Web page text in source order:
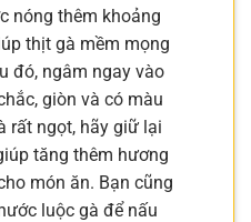
nóng thêm khoảng
thịt gà mềm mọng
đó, ngâm ngay vào
giòn và có màu
rất ngọt, hãy giữ lại
tăng thêm hương
món ăn. Bạn cũng
luộc gà để nấu